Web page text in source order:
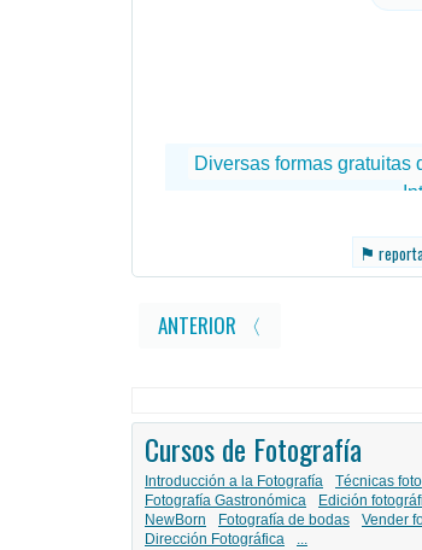
⚑
ANTERIOR 〈
Cursos de Fotografía
Introducción a la Fotografía Técnicas
Fotografía Gastronómica
Edición
NewBorn
Fotografía de bodas Vender
Dirección Fotográfica
...